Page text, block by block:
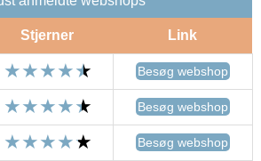
Stjerner Link
Besøg webshop
Besøg webshop
Besøg webshop